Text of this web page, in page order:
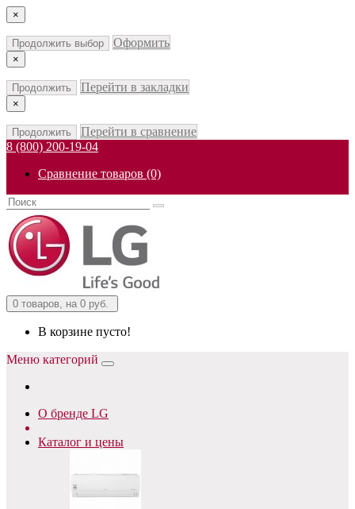
×
Продолжить выбор Оформить
×
Продолжить Перейти в закладки
×
Продолжить
Перейти в сравнение
8 (800) 200-19-04
Сравнение товаров (0)
0 товаров, на 0 руб.
В корзине пусто!
Меню категорий
О бренде LG
Каталог и цены